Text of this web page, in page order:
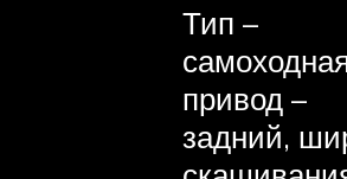
Тип –
привод –
задний,